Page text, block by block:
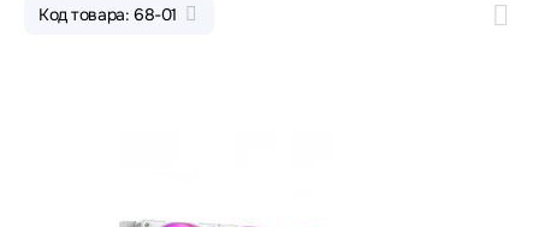
Код товара: 68-01